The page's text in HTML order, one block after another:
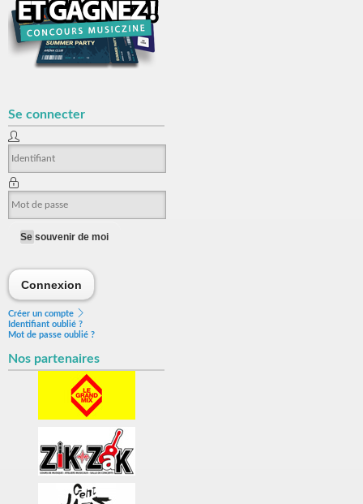
Se connecter
Se souvenir de moi
Connexion
Créer un compte
Identifiant oublié ?
Mot de passe oublié ?
Nos partenaires